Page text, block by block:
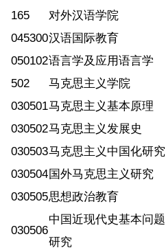
165
对外汉语学院
045300汉语国际教育
050102语言学及应用语言学
502
马克思主义学院
030501马克思主义基本原理
030502马克思主义发展史
030503马克思主义中国化研究
030504国外马克思主义研究
030505思想政治教育
030506
中国近现代史基本问题
研究